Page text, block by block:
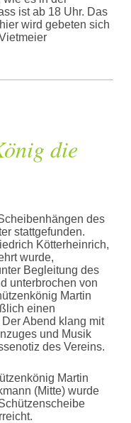
ist ab 18 Uhr. Das
wird gebeten sich
die
des
stattgefunden.
Kötterheinrich,
wurde,
Begleitung des
unterbrochen von
Martin
einen
Abend klang mit
und Musik
des Vereins.
Martin
(Mitte) wurde